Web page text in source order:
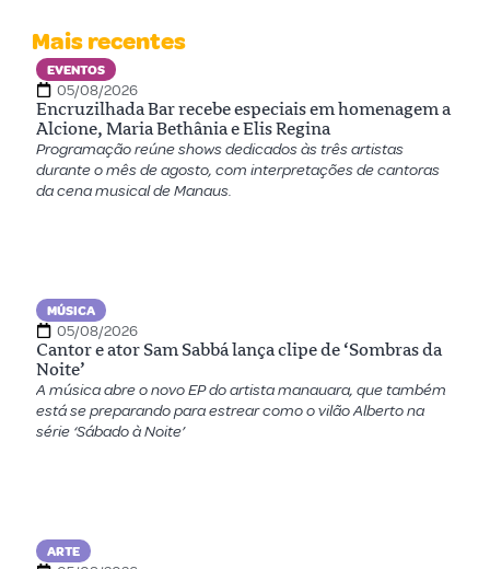
Mais recentes
EVENTOS
05/08/2026
Encruzilhada Bar recebe especiais em homenagem a
Alcione, Maria Bethânia e Elis Regina
Programação reúne shows dedicados às três artistas
durante o mês de agosto, com interpretações de cantoras
da cena musical de Manaus.
MÚSICA
05/08/2026
Cantor e ator Sam Sabbá lança clipe de ‘Sombras da
Noite’
A música abre o novo EP do artista manauara, que também
está se preparando para estrear como o vilão Alberto na
série ‘Sábado à Noite’
ARTE